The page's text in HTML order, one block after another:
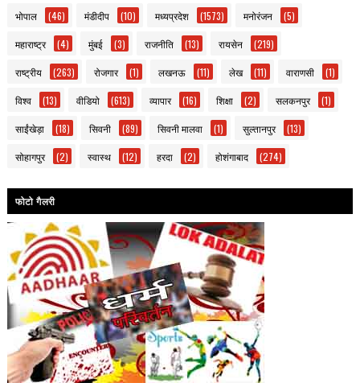
भोपाल (46) मंडीदीप (10) मध्यप्रदेश (1573) मनोरंजन (5)
महाराष्ट्र (4) मुंबई (3) राजनीति (13) रायसेन (219)
राष्ट्रीय (263) रोजगार (1) लखनऊ (11) लेख (11) वाराणसी (1)
विश्व (13) वीडियो (613) व्यापार (16) शिक्षा (2) सलकनपुर (1)
साईंखेड़ा (18) सिवनी (89) सिवनी मालवा (1) सुल्तानपुर (13)
सोहागपुर (2) स्वास्थ (12) हरदा (2) होशंगाबाद (274)
फोटो गैलरी